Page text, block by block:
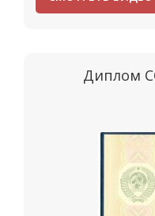
Диплом